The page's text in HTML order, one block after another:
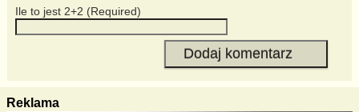
Ile to jest 2+2 (Required)
Reklama